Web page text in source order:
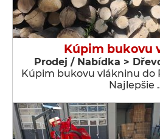
Kúpim bukovu
Prodej / Nabídka >
Kúpim bukovu vlákninu do
Najlepšie